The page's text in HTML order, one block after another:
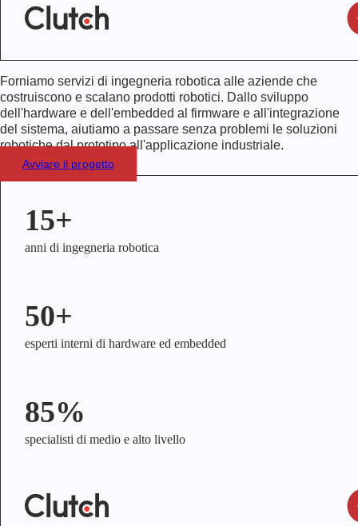
Forniamo servizi di ingegneria robotica alle aziende che
costruiscono e scalano prodotti robotici. Dallo sviluppo
dell'hardware e dell'embedded al firmware e all'integrazione
del sistema, aiutiamo a passare senza problemi le soluzioni
robotiche dal prototipo all'applicazione industriale.
Avviare il progetto
15+
anni di ingegneria robotica
50+
esperti interni di hardware ed embedded
85%
specialisti di medio e alto livello